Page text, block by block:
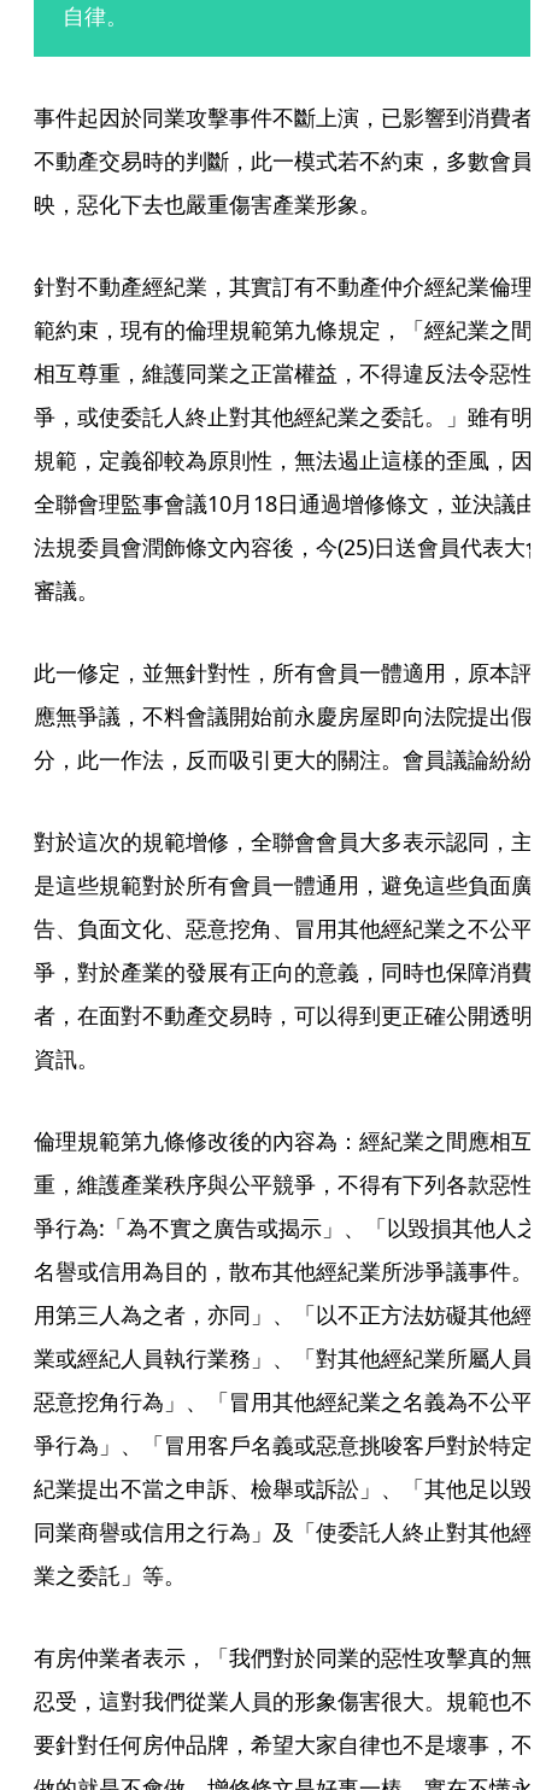
自律。
事件起因於同業攻擊事件不斷上演，已影響到消費者
不動產交易時的判斷，此一模式若不約束，多數會員
映，惡化下去也嚴重傷害產業形象。
針對不動產經紀業，其實訂有不動產仲介經紀業倫理
範約束，現有的倫理規範第九條規定，「經紀業之間
相互尊重，維護同業之正當權益，不得違反法令惡性
爭，或使委託人終止對其他經紀業之委託。」雖有明
規範，定義卻較為原則性，無法遏止這樣的歪風，因
全聯會理監事會議10月18日通過增修條文，並決議由
法規委員會潤飾條文內容後，今(25)日送會員代表大
審議。
此一修定，並無針對性，所有會員一體適用，原本評
應無爭議，不料會議開始前永慶房屋即向法院提出假
分，此一作法，反而吸引更大的關注。會員議論紛紛
對於這次的規範增修，全聯會會員大多表示認同，主
是這些規範對於所有會員一體通用，避免這些負面廣
告、負面文化、惡意挖角、冒用其他經紀業之不公平
爭，對於產業的發展有正向的意義，同時也保障消費
者，在面對不動產交易時，可以得到更正確公開透明
資訊。
倫理規範第九條修改後的內容為：經紀業之間應相互
重，維護產業秩序與公平競爭，不得有下列各款惡性
爭行為:「為不實之廣告或揭示」、「以毀損其他人之
名譽或信用為目的，散布其他經紀業所涉爭議事件。
用第三人為之者，亦同」、「以不正方法妨礙其他經
業或經紀人員執行業務」、「對其他經紀業所屬人員
惡意挖角行為」、「冒用其他經紀業之名義為不公平
爭行為」、「冒用客戶名義或惡意挑唆客戶對於特定
紀業提出不當之申訴、檢舉或訴訟」、「其他足以毀
同業商譽或信用之行為」及「使委託人終止對其他經
業之委託」等。
有房仲業者表示，「我們對於同業的惡性攻擊真的無
忍受，這對我們從業人員的形象傷害很大。規範也不
要針對任何房仲品牌，希望大家自律也不是壞事，不